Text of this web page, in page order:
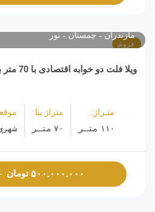
فروش
مازندران چمستان نور
ویلا فلت دو خوابه اقتصادی با 70 متر بنا
متـراژ:
۱۱۰ متـر
متراژ بنا:
۷۰ متـر
۵۰۰.۰۰۰.۰۰۰ تومان